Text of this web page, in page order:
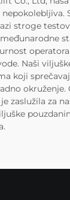
stroge
Naši
koji
okruženje.
zaslužila za